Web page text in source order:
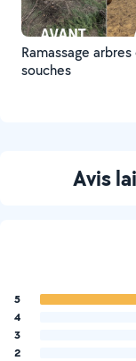
Ramassage
souches
Avis
5
4
3
2